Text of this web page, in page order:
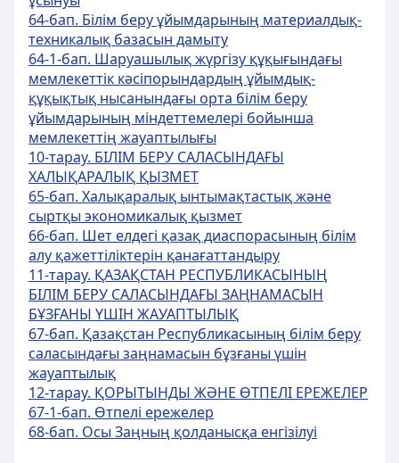
64-бап. Білім беру ұйымдарының материалдық-
техникалық базасын дамыту
64-1-бап. Шаруашылық жүргізу құқығындағы
мемлекеттік кәсіпорындардың ұйымдық-
құқықтық нысанындағы орта білім беру
ұйымдарының міндеттемелері бойынша
мемлекеттің жауаптылығы
10-тарау. БІЛІМ БЕРУ САЛАСЫНДАҒЫ
ХАЛЫҚАРАЛЫҚ ҚЫЗМЕТ
65-бап. Халықаралық ынтымақтастық және
сыртқы экономикалық қызмет
66-бап. Шет елдегі қазақ диаспорасының білім
алу қажеттіліктерін қанағаттандыру
11-тарау. ҚАЗАҚСТАН РЕСПУБЛИКАСЫНЫҢ
БІЛІМ БЕРУ САЛАСЫНДАҒЫ ЗАҢНАМАСЫН
БҰЗҒАНЫ ҮШІН ЖАУАПТЫЛЫҚ
67-бап. Қазақстан Республикасының білім беру
саласындағы заңнамасын бұзғаны үшін
жауаптылық
12-тарау. ҚОРЫТЫНДЫ ЖӘНЕ ӨТПЕЛІ ЕРЕЖЕЛЕР
67-1-бап. Өтпелі ережелер
68-бап. Осы Заңның қолданысқа енгізілуі